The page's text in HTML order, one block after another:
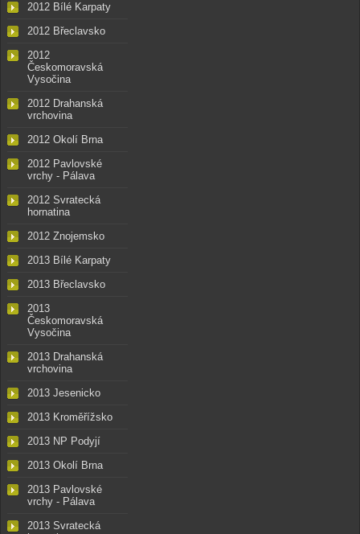
2012 Bílé Karpaty
2012 Břeclavsko
2012
Českomoravská
Vysočina
2012 Drahanská
vrchovina
2012 Okolí Brna
2012 Pavlovské
vrchy - Pálava
2012 Svratecká
hornatina
2012 Znojemsko
2013 Bílé Karpaty
2013 Břeclavsko
2013
Českomoravská
Vysočina
2013 Drahanská
vrchovina
2013 Jesenicko
2013 Kroměřížsko
2013 NP Podyjí
2013 Okolí Brna
2013 Pavlovské
vrchy - Pálava
2013 Svratecká